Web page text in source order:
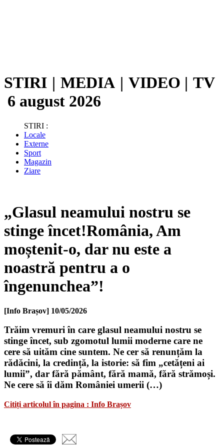
STIRI | MEDIA | VIDEO | TV
6 august 2026
STIRI :
Locale
Externe
Sport
Magazin
Ziare
„Glasul neamului nostru se
stinge încet!România, Am
moștenit-o, dar nu este a
noastră pentru a o
îngenunchea”!
[Info Brașov] 10/05/2026
Trăim vremuri în care glasul neamului nostru se
stinge încet, sub zgomotul lumii moderne care ne
cere să uităm cine suntem. Ne cer să renunțăm la
rădăcini, la credință, la istorie: să fim „cetățeni ai
lumii”, dar fără pământ, fără mamă, fără strămoși.
Ne cere să îi dăm României umerii (…)
Citiți articolul în pagina : Info Brașov